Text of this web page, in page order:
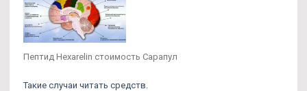
Пептид Hexarelin стоимость Сарапул
Такие случаи читать средств.